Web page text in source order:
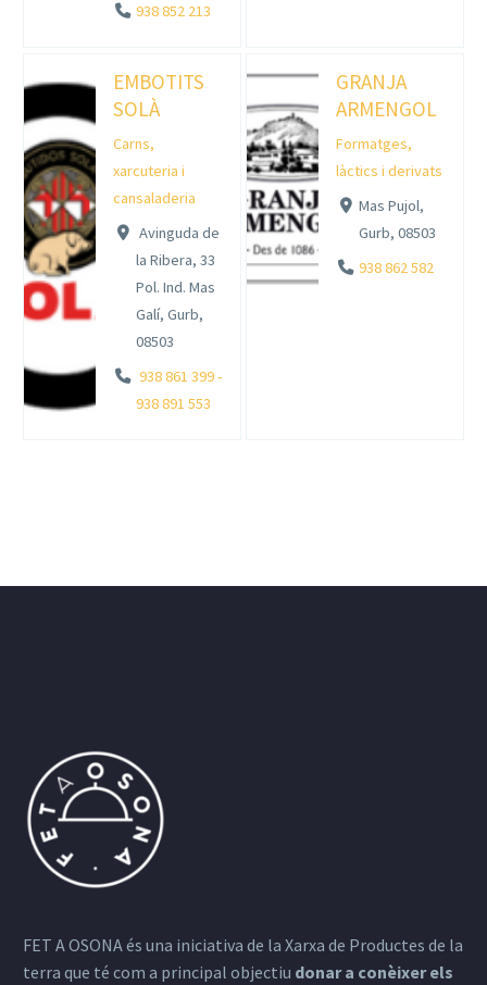
938 852 213
EMBOTITS
SOLÀ
Carns,
xarcuteria i
cansaladeria
Avinguda de
la Ribera, 33
Pol. Ind. Mas
Galí, Gurb,
08503
938 861 399 -
938 891 553
GRANJA
ARMENGOL
Formatges,
làctics i derivats
Mas Pujol,
Gurb, 08503
938 862 582
FET A OSONA és una iniciativa de la Xarxa de Productes de la
terra que té com a principal objectiu donar a conèixer els